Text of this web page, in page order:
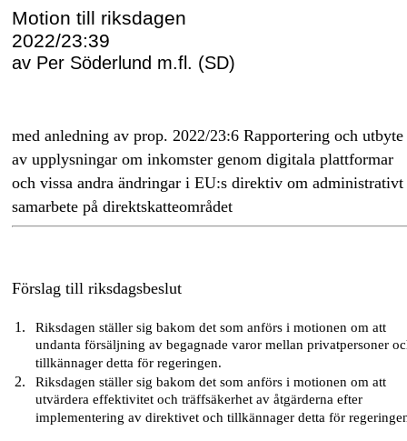
Motion till riksdagen
2022/23:39
av Per Söderlund m.fl. (SD)
med anledning av prop. 2022/23:6 Rapportering och utbyte
av upplysningar om inkomster genom digitala plattformar
och vissa andra ändringar i EU:s direktiv om administrativt
samarbete på direktskatteområdet
Förslag till riksdagsbeslut
Riksdagen ställer sig bakom det som anförs i motionen om att
undanta försäljning av begagnade varor mellan privatpersoner
tillkännager detta för regeringen.
Riksdagen ställer sig bakom det som anförs i motionen om att
utvärdera effektivitet och träffsäkerhet av åtgärderna efter
implementering av direktivet och tillkännager detta för